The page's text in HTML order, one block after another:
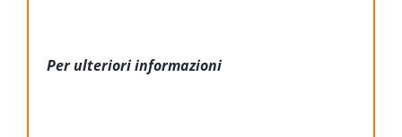
Per ulteriori informazioni